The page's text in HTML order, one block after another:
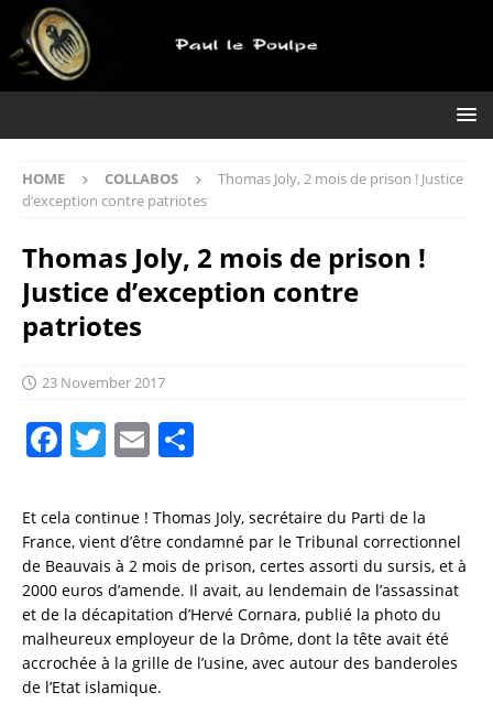
HOME COLLABOS
Thomas Joly, 2 mois de prison ! Justice
d’exception contre patriotes
Thomas Joly, 2 mois de prison !
Justice d’exception contre
patriotes
23 November 2017
F
c
e
b
o
o
k
T
it
te
r
E
ai
l
a
re
Et cela continue ! Thomas Joly, secrétaire du Parti de la
France, vient d’être condamné par le Tribunal correctionnel
de Beauvais à 2 mois de prison, certes assorti du sursis, et à
2000 euros d’amende. Il avait, au lendemain de l’assassinat
et de la décapitation d’Hervé Cornara, publié la photo du
malheureux employeur de la Drôme, dont la tête avait été
accrochée à la grille de l’usine, avec autour des banderoles
de l’Etat islamique.